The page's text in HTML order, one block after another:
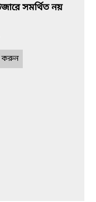
সমর্থিত নয়
করুন